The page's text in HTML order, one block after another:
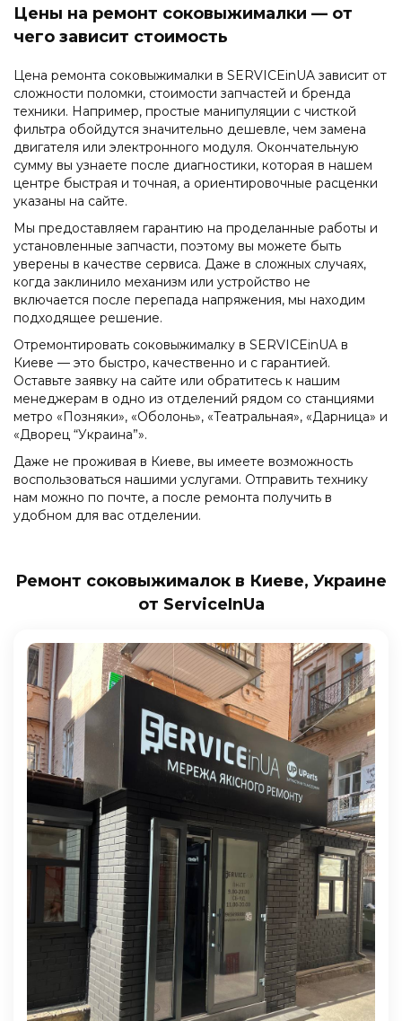
Цены на ремонт соковыжималки — от
чего зависит стоимость
Цена ремонта соковыжималки в SERVICEinUA зависит от
сложности поломки, стоимости запчастей и бренда
техники. Например, простые манипуляции с чисткой
фильтра обойдутся значительно дешевле, чем замена
двигателя или электронного модуля. Окончательную
сумму вы узнаете после диагностики, которая в нашем
центре быстрая и точная, а ориентировочные расценки
указаны на сайте.
Мы предоставляем гарантию на проделанные работы и
установленные запчасти, поэтому вы можете быть
уверены в качестве сервиса. Даже в сложных случаях,
когда заклинило механизм или устройство не
включается после перепада напряжения, мы находим
подходящее решение.
Отремонтировать соковыжималку в SERVICEinUA в
Киеве — это быстро, качественно и с гарантией.
Оставьте заявку на сайте или обратитесь к нашим
менеджерам в одно из отделений рядом со станциями
метро «Позняки», «Оболонь», «Театральная», «Дарница» и
«Дворец “Украина”».
Даже не проживая в Киеве, вы имеете возможность
воспользоваться нашими услугами. Отправить технику
нам можно по почте, а после ремонта получить в
удобном для вас отделении.
Ремонт соковыжималок в Киеве, Украине
от ServiceInUa